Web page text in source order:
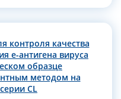
контроля качества
е-антигена вируса
образце
методом на
CL